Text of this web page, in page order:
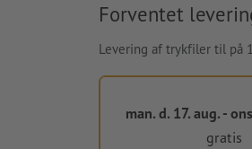
Forventet
Levering af trykfiler til på
man. d. 17. aug. -
gratis